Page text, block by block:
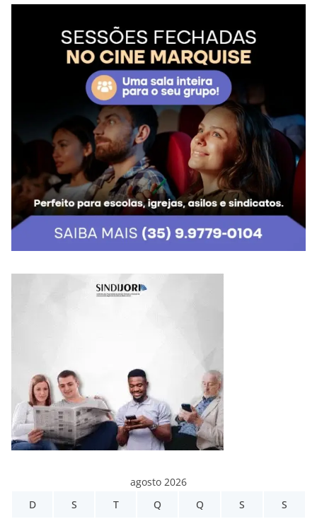
agosto 2026
D
S T Q Q S S